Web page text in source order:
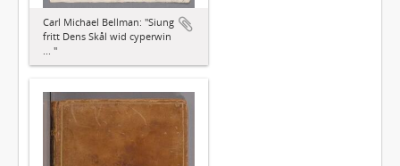
Carl Michael Bellman: "Siung
fritt Dens Skål wid cyperwin
... "